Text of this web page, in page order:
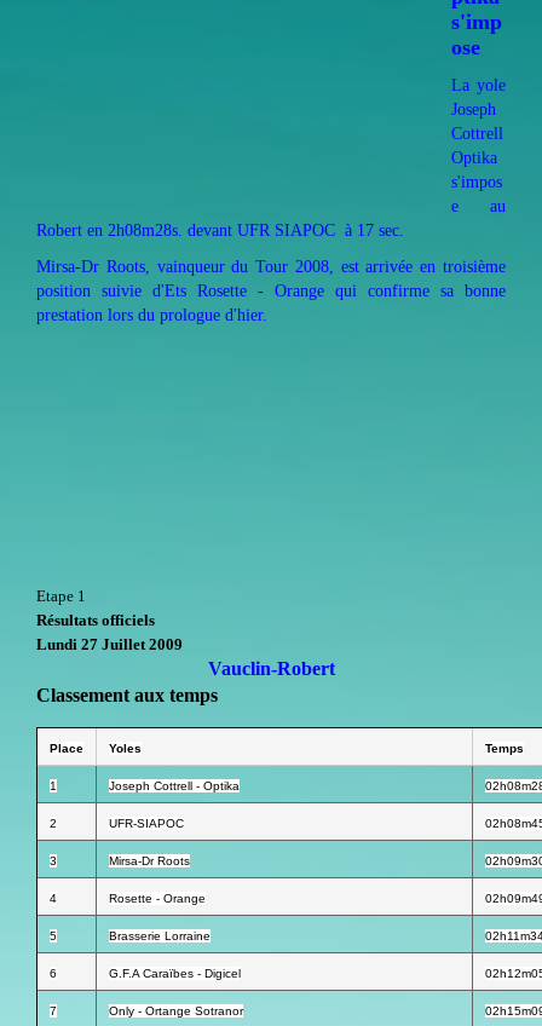
s'imp
ose
La yole
Joseph
Cottrell
Optika
s'impos
e au
Robert en 2h08m28s. devant UFR SIAPOC à 17 sec.
Mirsa-Dr Roots, vainqueur du Tour 2008, est arrivée en troisième
position suivie d'Ets Rosette - Orange qui confirme sa bonne
prestation lors du prologue d'hier.
Etape 1
Résultats officiels
Lundi 27 Juillet 2009
Vauclin-Robert
Classement aux temps
Place Yoles Temps
1 Joseph Cottrell - Optika
2 UFR-SIAPOC
3 Mirsa-Dr Roots
4 Rosette - Orange
5 Brasserie Lorraine
6 G.F.A Caraïbes - Digicel
7 Only - Ortange Sotranor